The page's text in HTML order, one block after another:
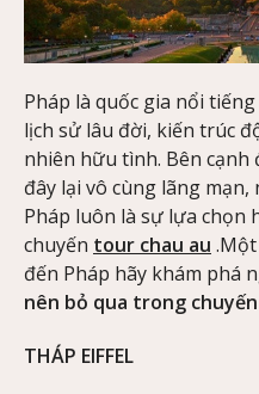
Pháp là quốc gia nổi
lịch sử lâu đời, kiến trúc
nhiên hữu tình. Bên
đây lại vô cùng lãng
Pháp luôn là sự lựa chọn
chuyến tour chau au
đến Pháp hãy khám phá
nên bỏ qua trong
THÁP EIFFEL